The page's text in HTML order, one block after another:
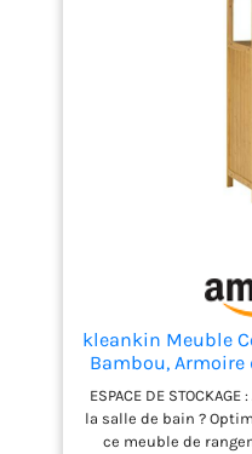
kleankin Meuble
Bambou, Armoire
avec 2
Meuble de
32,9 x 29,9 x
ESPACE DE
la salle de bain ?
ce meuble de